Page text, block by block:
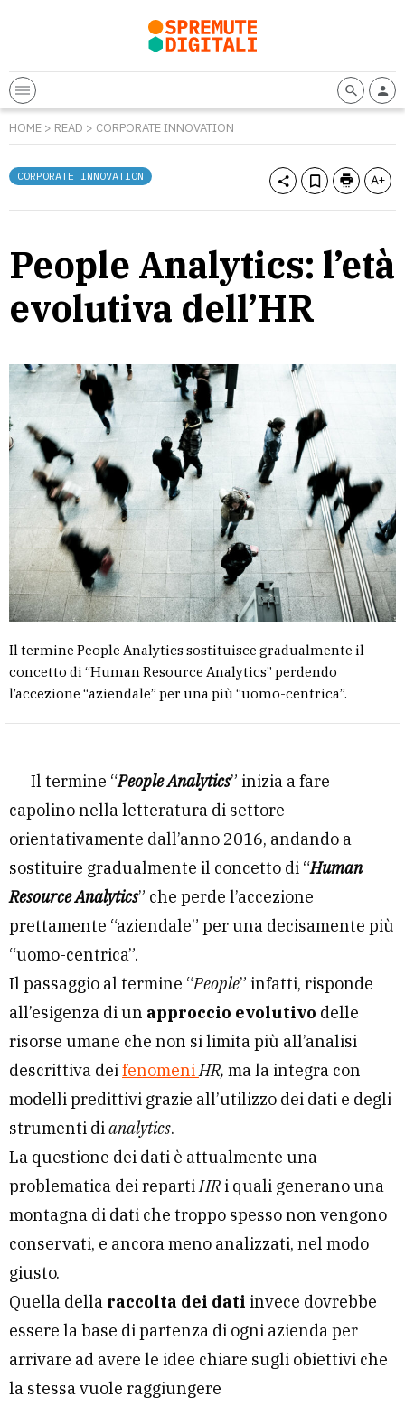
HOME > READ > CORPORATE INNOVATION
CORPORATE INNOVATION
People Analytics: l’età
evolutiva dell’HR
Il termine People Analytics sostituisce gradualmente il
concetto di “Human Resource Analytics” perdendo
l’accezione “aziendale” per una più “uomo-centrica”.
Il termine “People Analytics” inizia a fare
capolino nella letteratura di settore
orientativamente dall’anno 2016, andando a
sostituire gradualmente il concetto di “Human
Resource Analytics” che perde l’accezione
prettamente “aziendale” per una decisamente più
“uomo-centrica”.
Il passaggio al termine “People” infatti, risponde
all’esigenza di un approccio evolutivo delle
risorse umane che non si limita più all’analisi
descrittiva deifenomeniHR, ma la integra con
modelli predittivi grazie all’utilizzo dei dati e degli
strumenti dianalytics.
La questione dei dati è attualmente una
problematica dei repartiHRi quali generano una
montagna di dati che troppo spesso non vengono
conservati, e ancora meno analizzati, nel modo
giusto.
Quella della raccolta dei dati invece dovrebbe
essere la base di partenza di ogni azienda per
arrivare ad avere le idee chiare sugli obiettivi che
la stessa vuole raggiungere